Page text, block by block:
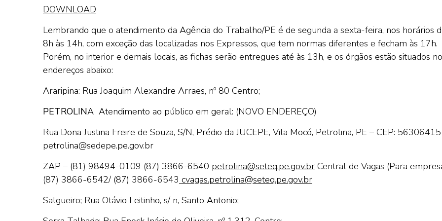
DOWNLOAD
Lembrando que o atendimento da Agência do Trabalho/PE é de segunda a sexta-feira, nos horários
8h às 14h, com exceção das localizadas nos Expressos, que tem normas diferentes e fecham às 17h.
Porém, no interior e demais locais, as fichas serão entregues até às 13h, e os órgãos estão situados
endereços abaixo:
Araripina: Rua Joaquim Alexandre Arraes, nº 80 Centro;
PETROLINA Atendimento ao público em geral: (NOVO ENDEREÇO)
Rua Dona Justina Freire de Souza, S/N, Prédio da JUCEPE, Vila Mocó, Petrolina, PE – CEP: 56306415
petrolina@sedepe.pe.gov.br
ZAP – (81) 98494-0109 (87) 3866-6540 petrolina@seteq.pe.gov.br Central de Vagas (Para
(87) 3866-6542/ (87) 3866-6543 cvagas.petrolina@seteq.pe.gov.br
Salgueiro; Rua Otávio Leitinho, s/ n, Santo Antonio;